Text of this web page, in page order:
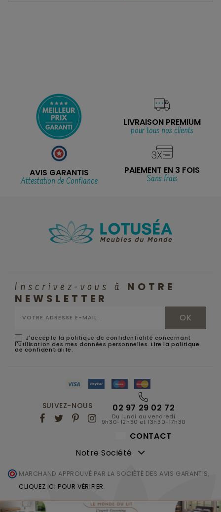
LIVRAISON PREMIUM
pour tous nos clients
AVIS GARANTIS
Attestation de Confiance
PAIEMENT EN 3 FOIS
Sans frais
Inscrivez-vous à
NOTRE
NEWSLETTER
J'accepte la politique de confidentialité concernant
l'utilisation des mes données personnelles.Lire la politique
de confidentialité.
SUIVEZ-NOUS 02 97 29 02 72
Du lundi au vendredi
9h30-12h30 et 13h30-17h30
CONTACT
Notre Société
MARCHAND APPROUVÉ PAR LA SOCIÉTÉ DES AVIS GARANTIS,
CLIQUEZ ICI POUR VÉRIFIER.